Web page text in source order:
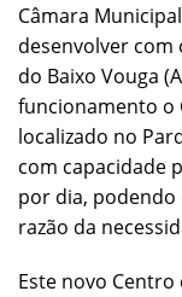
Câmara
desenvolver com
do Baixo Vouga
funcionamento o
localizado no
com capacidade
por dia, podendo
razão da
Este novo